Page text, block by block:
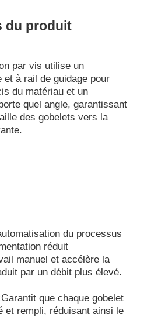
du produit
par vis utilise un
et à rail de guidage pour
du matériau et un
quel angle, garantissant
des gobelets vers la
du processus
réduit
manuel et accélère la
par un débit plus élevé.
Garantit que chaque gobelet
et rempli, réduisant ainsi le